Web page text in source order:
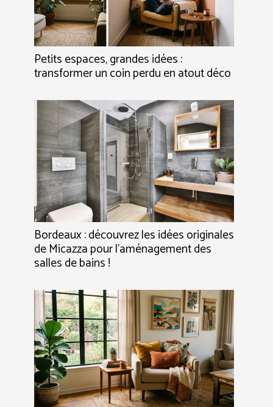
Petits espaces, grandes idées :
transformer un coin perdu en atout déco
Bordeaux : découvrez les idées originales
de Micazza pour l’aménagement des
salles de bains !